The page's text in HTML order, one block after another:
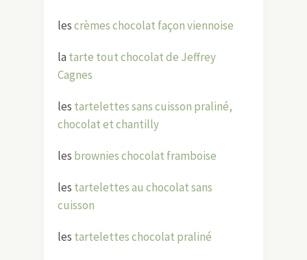
lescrèmes chocolat façon viennoise
la tarte tout chocolat de Jeffrey
Cagnes
les tartelettes sans cuisson praliné,
chocolat et chantilly
les brownies chocolat framboise
les tartelettes au chocolat sans
cuisson
les tartelettes chocolat praliné